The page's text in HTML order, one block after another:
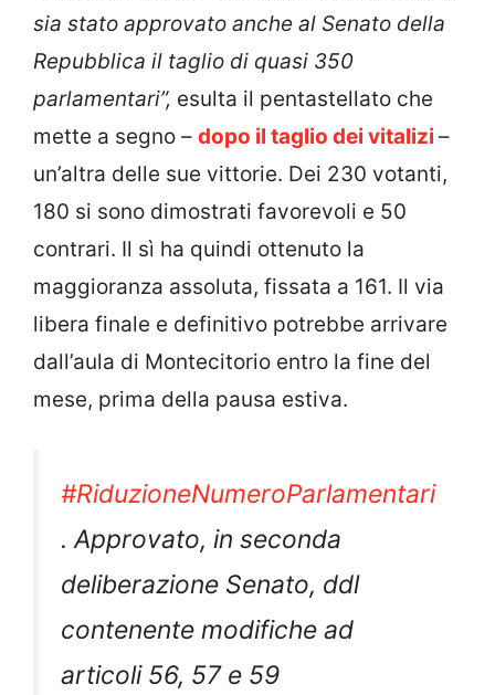
sia stato approvato anche al Senato della
Repubblica il taglio di quasi 350
parlamentari”, esulta il pentastellato che
mette a segno – dopo il taglio dei vitalizi –
un’altra delle sue vittorie. Dei 230 votanti,
180 si sono dimostrati favorevoli e 50
contrari. Il sì ha quindi ottenuto la
maggioranza assoluta, fissata a 161. Il via
libera finale e definitivo potrebbe arrivare
dall’aula di Montecitorio entro la fine del
mese, prima della pausa estiva.
#RiduzioneNumeroParlamentari
. Approvato, in seconda
deliberazione Senato, ddl
contenente modifiche ad
articoli 56, 57 e 59